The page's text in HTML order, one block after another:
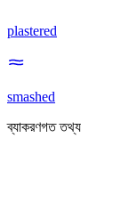
plastered
smashed
ব্যাকরণগত তথ্য